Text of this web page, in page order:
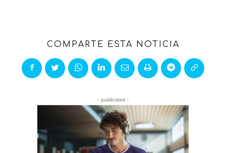
COMPARTE ESTA NOTICIA
- publicidad -